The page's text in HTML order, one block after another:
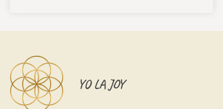
YO LA JOY